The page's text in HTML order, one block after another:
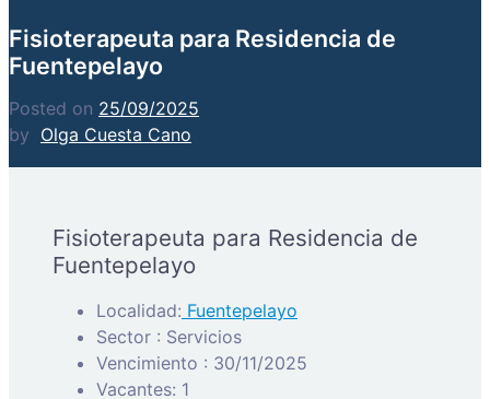
Fisioterapeuta para Residencia de
Fuentepelayo
Posted on 25/09/2025
by Olga Cuesta Cano
Fisioterapeuta para Residencia de
Fuentepelayo
Localidad: Fuentepelayo
Sector : Servicios
Vencimiento : 30/11/2025
Vacantes: 1